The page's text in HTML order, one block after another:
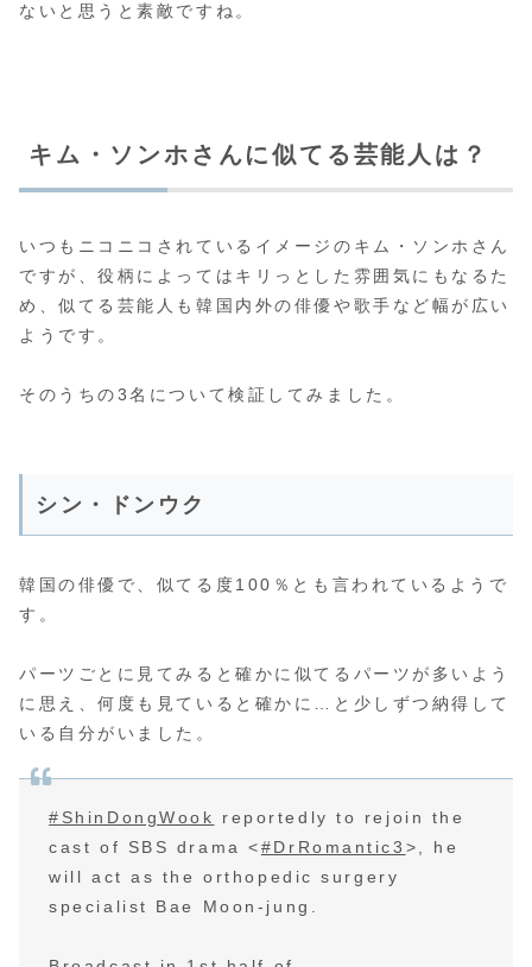
ないと思うと素敵ですね。
キム・ソンホさんに似てる芸能人は？
いつもニコニコされているイメージのキム・ソンホさん
ですが、役柄によってはキリっとした雰囲気にもなるた
め、似てる芸能人も韓国内外の俳優や歌手など幅が広い
ようです。
そのうちの3名について検証してみました。
シン・ドンウク
韓国の俳優で、似てる度100％とも言われているようで
す。
パーツごとに見てみると確かに似てるパーツが多いよう
に思え、何度も見ていると確かに…と少しずつ納得して
いる自分がいました。
#ShinDongWook
reportedly to rejoin the
cast of SBS drama <#DrRomantic3 >, he
will act as the orthopedic surgery
specialist Bae Moon-jung.